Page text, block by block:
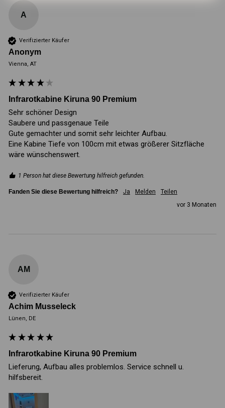
A
Verifizierter Käufer
Anonym
Vienna, AT
Infrarotkabine Kiruna 90 Premium
Sehr schöner Design
Saubere und passgenaue Teile
Gute gemachter und somit sehr leichter Aufbau.
Eine Kabine Tiefe von 100cm mit etwas größerer Sitzfläche
1 Person hat diese Bewertung hilfreich gefunden.
Fanden Sie diese Bewertung hilfreich? Ja Melden
Teilen
vor 3 Monaten
AM
Verifizierter Käufer
Achim Musseleck
Lünen, DE
Infrarotkabine Kiruna 90 Premium
Lieferung, Aufbau alles problemlos. Service schnell u.
hilfsbereit.